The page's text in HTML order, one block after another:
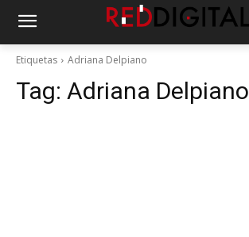
Etiquetas Adriana Delpiano
Tag: Adriana Delpiano